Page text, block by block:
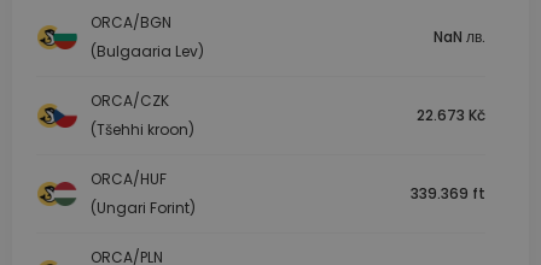
ORCA/BGN
(Bulgaaria Lev)
NaN лв.
ORCA/CZK
(Tšehhi kroon)
22.673 Kč
ORCA/HUF
(Ungari Forint)
339.369 ft
ORCA/PLN